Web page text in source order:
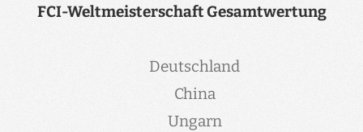
FCI-Weltmeisterschaft Gesamtwertung
Deutschland
China
Ungarn